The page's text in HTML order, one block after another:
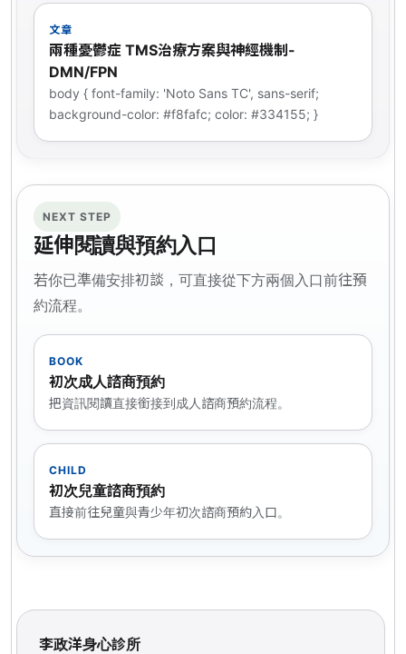
文章
兩種憂鬱症 TMS治療方案與神經機制-
DMN/FPN
body { font-family: 'Noto Sans TC', sans-serif;
background-color: #f8fafc; color: #334155; }
NEXT STEP
延伸閱讀與預約入口
若你已準備安排初談，可直接從下方兩個入口前往預
約流程。
BOOK
初次成人諮商預約
把資訊閱讀直接銜接到成人諮商預約流程。
CHILD
初次兒童諮商預約
直接前往兒童與青少年初次諮商預約入口。
李政洋身心診所